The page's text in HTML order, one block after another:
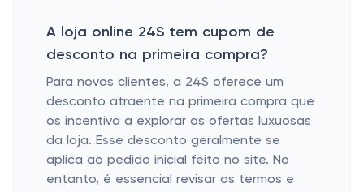
A loja online 24S tem cupom de
desconto na primeira compra?
Para novos clientes, a 24S oferece um
desconto atraente na primeira compra que
os incentiva a explorar as ofertas luxuosas
da loja. Esse desconto geralmente se
aplica ao pedido inicial feito no site. No
entanto, é essencial revisar os termos e